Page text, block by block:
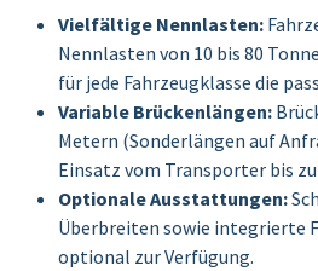
Vielfältige Nennlasten:
Nennlasten von 10 bis 80
für jede Fahrzeugklasse die
Variable Brückenlängen:
Metern (Sonderlängen auf
Einsatz vom Transporter bis
Optionale Ausstattungen:
Überbreiten sowie integrierte
optional zur Verfügung.